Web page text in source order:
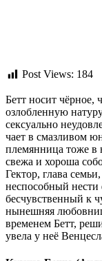
Post Views: 184
Бетт носит чёрное,
озлобленную
сексуально
чает в смазливом
племянница тоже в
свежа и хороша
Гектор, глава
неспособный нести
бесчувственный к
нынешняя
временем Бетт,
увела у неё